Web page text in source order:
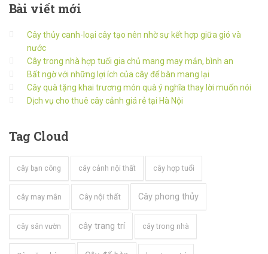
Bài viết mới
Cây thủy canh-loại cây tạo nên nhờ sự kết hợp giữa gió và
nước
Cây trong nhà hợp tuổi gia chủ mang may mắn, bình an
Bất ngờ với những lợi ích của cây để bàn mang lại
Cây quà tặng khai trương món quà ý nghĩa thay lời muốn nói
Dịch vụ cho thuê cây cảnh giá rẻ tại Hà Nội
Tag Cloud
cây bạn công cây cảnh nội thất cây hợp tuổi
cây may mắn Cây nội thất Cây phong thủy
cây sân vườn cây trang trí cây trong nhà